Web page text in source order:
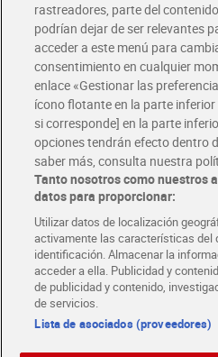
Únete al CLUB Dia
Disfruta las ventajas y ofertas
Descárgate la APP Dia
Folletos y Tiendas
Descubre las mejores ofertas y
Tarjeta MaX Dia
Te devuelve hasta 8€/mes de tus
¡Solicita tu tarjeta de crédito aquí!
COMER MEJOR
COLABORA CON DIA ABRE TU
rastreadores, parte del
podrían dejar de ser relevantes
acceder a este menú para
consentimiento en cualquier
enlace «Gestionar las
ícono flotante en la parte
si corresponde] en la parte
opciones tendrán efecto dentro
saber más, consulta nuestra
Tanto nosotros como nuestros
datos para proporcionar:
Utilizar datos de localización
activamente las características del
identificación. Almacenar la
acceder a ella. Publicidad y
de publicidad y contenido,
de servicios.
Lista de asociados (proveedores)